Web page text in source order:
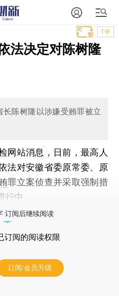
T中
法决定对陈树隆
陈树隆以涉嫌受贿罪被立
网站消息，日前，最高人
法对安徽省委原常委、原
罪立案侦查并采取强制措
中。
订阅后继续阅读
订阅的阅读权限
订阅/会员升级